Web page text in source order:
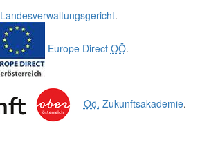
Landesverwaltungsgericht.
Europe Direct OÖ.
Oö. Zukunftsakademie.